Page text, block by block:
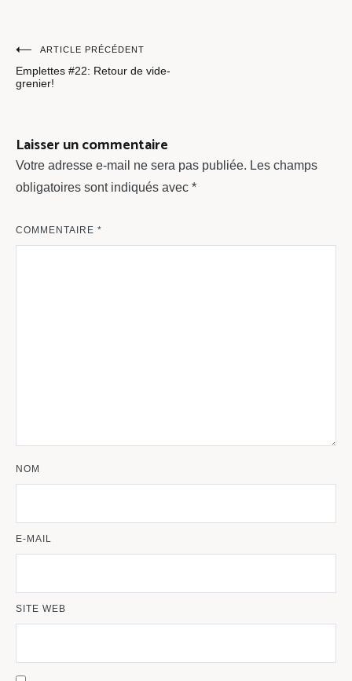
Navigation
de
ARTICLE PRÉCÉDENT
Emplettes #22: Retour de vide-
grenier!
Laisser un commentaire
Votre adresse e-mail ne sera pas publiée. Les champs
obligatoires sont indiqués avec *
COMMENTAIRE *
NOM
E-MAIL
SITE WEB